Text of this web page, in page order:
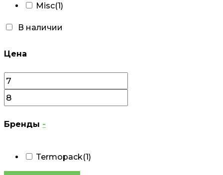
Misc(1)
В наличии
Цена
Бренды -
Termopack(1)